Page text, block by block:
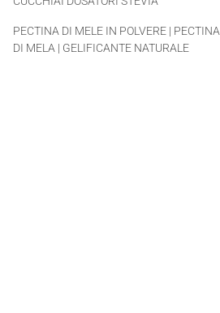
PECTINA DI MELE IN POLVERE | PECTINA
DI MELA | GELIFICANTE NATURALE